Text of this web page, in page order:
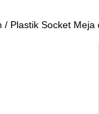
/ Plastik Socket